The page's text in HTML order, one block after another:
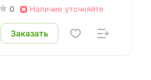
0 Наличие уточняйте
Заказать